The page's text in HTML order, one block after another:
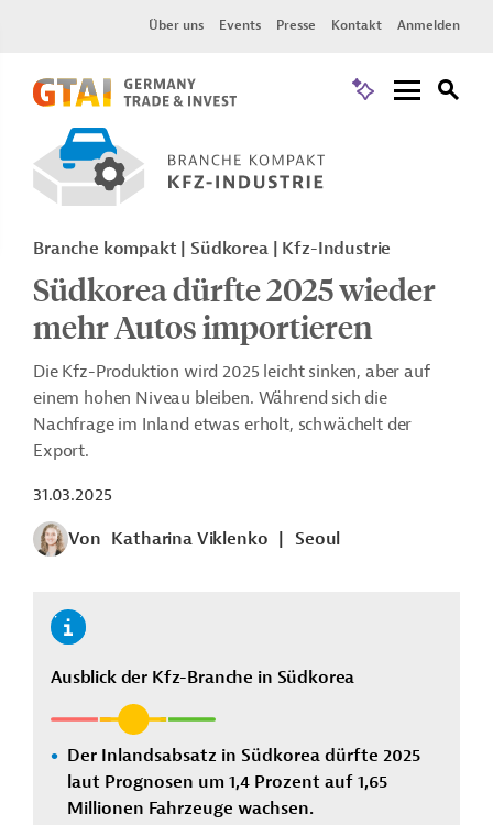
Über uns Events Presse Kontakt Anmelden
Branche kompakt | Südkorea | Kfz-Industrie
Südkorea dürfte 2025 wieder
mehr Autos importieren
Die Kfz-Produktion wird 2025 leicht sinken, aber auf
einem hohen Niveau bleiben. Während sich die
Nachfrage im Inland etwas erholt, schwächelt der
Export.
31.03.2025
Von Katharina Viklenko | Seoul
Ausblick der Kfz-Branche in Südkorea
Der Inlandsabsatz in Südkorea dürfte 2025
laut Prognosen um 1,4 Prozent auf 1,65
Millionen Fahrzeuge wachsen.